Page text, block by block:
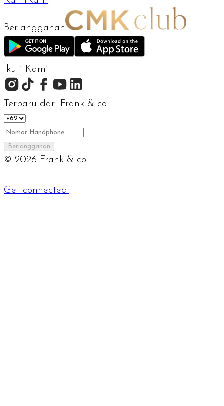
Berlangganan
Ikuti Kami
Terbaru dari Frank & co.
Berlangganan
© 2026 Frank & co.
Get connected!